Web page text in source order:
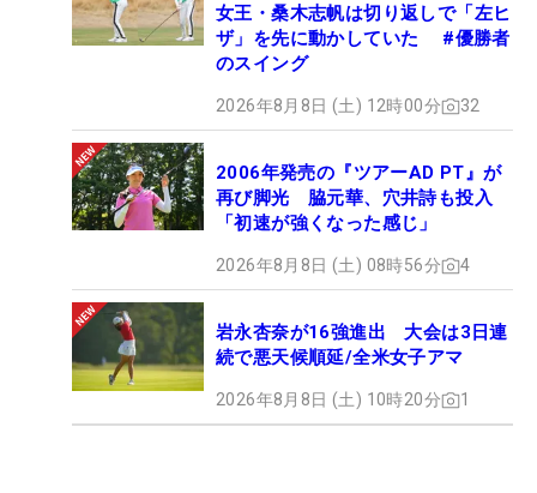
女王・桑木志帆は切り返しで「左ヒ
ザ」を先に動かしていた #優勝者
のスイング
2026年8月8日 (土) 12時00分 32
2006年発売の『ツアーAD PT』が
再び脚光 脇元華、穴井詩も投入
「初速が強くなった感じ」
2026年8月8日 (土) 08時56分 4
岩永杏奈が16強進出 大会は3日連
続で悪天候順延/全米女子アマ
2026年8月8日 (土) 10時20分 1